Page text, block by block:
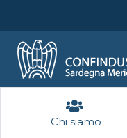
Chi siamo